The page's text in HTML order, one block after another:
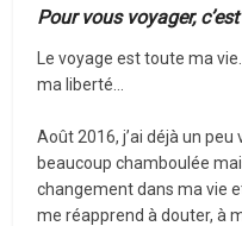
Pour vous voyager, c’est
Le voyage est toute ma
ma liberté…
Août 2016, j’ai déjà un peu
beaucoup chamboulée
changement dans ma vie
me réapprend à douter, à